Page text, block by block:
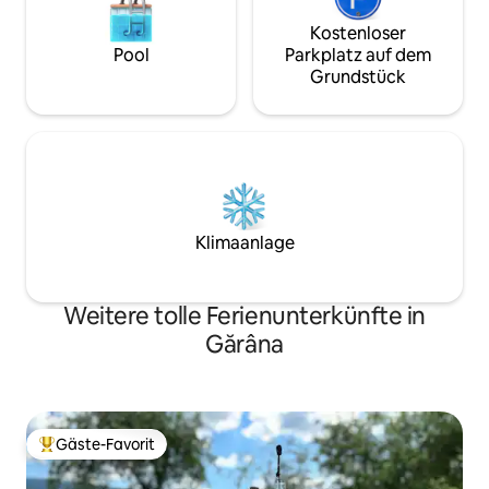
Pool
Kostenloser
Parkplatz auf dem
Grundstück
Klimaanlage
Weitere tolle Ferienunterkünfte in
Gărâna
Beliebter Gäste-Favorit.
Gäste-Favorit